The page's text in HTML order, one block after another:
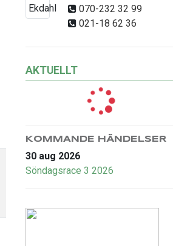
070-232 32 99
021-18 62 36
AKTUELLT
KOMMANDE HÄNDELSER
30 aug 2026
Söndagsrace 3 2026